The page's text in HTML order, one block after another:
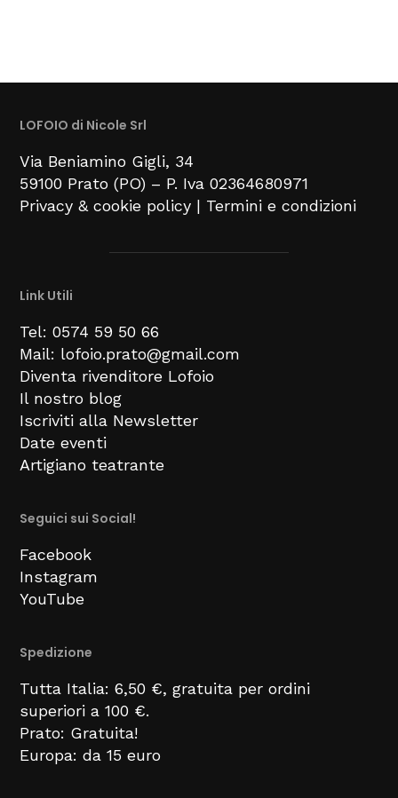
LOFOIO di Nicole Srl
Via Beniamino Gigli, 34
59100 Prato (PO) – P. Iva 02364680971
Privacy & cookie policy | Termini e condizioni
Link Utili
Tel: 0574 59 50 66
Mail: lofoio.prato@gmail.com
Diventa rivenditore Lofoio
Il nostro blog
Iscriviti alla Newsletter
Date eventi
Artigiano teatrante
Seguici sui Social!
Facebook
Instagram
YouTube
Spedizione
Tutta Italia: 6,50 €, gratuita per ordini
superiori a 100 €.
Prato: Gratuita!
Europa: da 15 euro